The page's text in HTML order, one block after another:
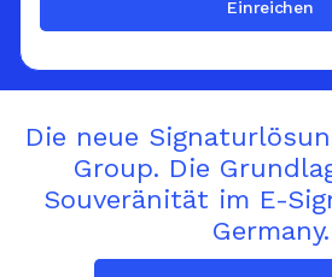
Die neue
Group. Die
Souveränität im E-
Germany.